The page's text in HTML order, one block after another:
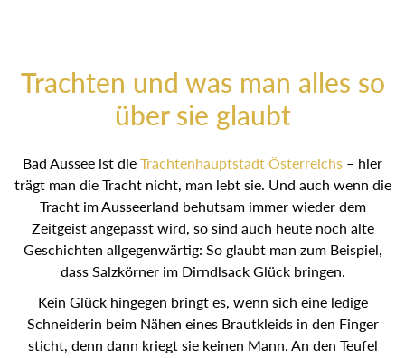
Trachten und was man alles so
über sie glaubt
Bad Aussee ist dieTrachtenhauptstadt Österreichs – hier
trägt man die Tracht nicht, man lebt sie. Und auch wenn die
Tracht im Ausseerland behutsam immer wieder dem
Zeitgeist angepasst wird, so sind auch heute noch alte
Geschichten allgegenwärtig: So glaubt man zum Beispiel,
dass Salzkörner im Dirndlsack Glück bringen.
Kein Glück hingegen bringt es, wenn sich eine ledige
Schneiderin beim Nähen eines Brautkleids in den Finger
sticht, denn dann kriegt sie keinen Mann. An den Teufel